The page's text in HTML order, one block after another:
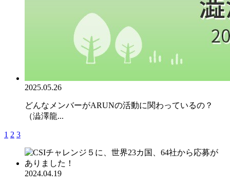
2025.05.26
どんなメンバーがARUNの活動に関わっているの？
（澁澤龍...
1 2 3
2024.04.19